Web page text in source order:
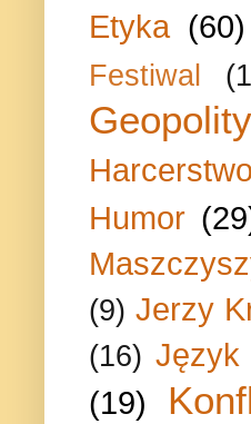
Etyka (60)
Festiwal
Harcerstwo
Humor
(9) Jerzy
(16) Język
(19)